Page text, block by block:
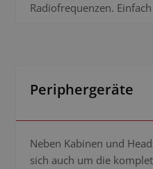
Radiofrequenzen.
Periphergeräte
Neben Kabinen und
sich auch um die